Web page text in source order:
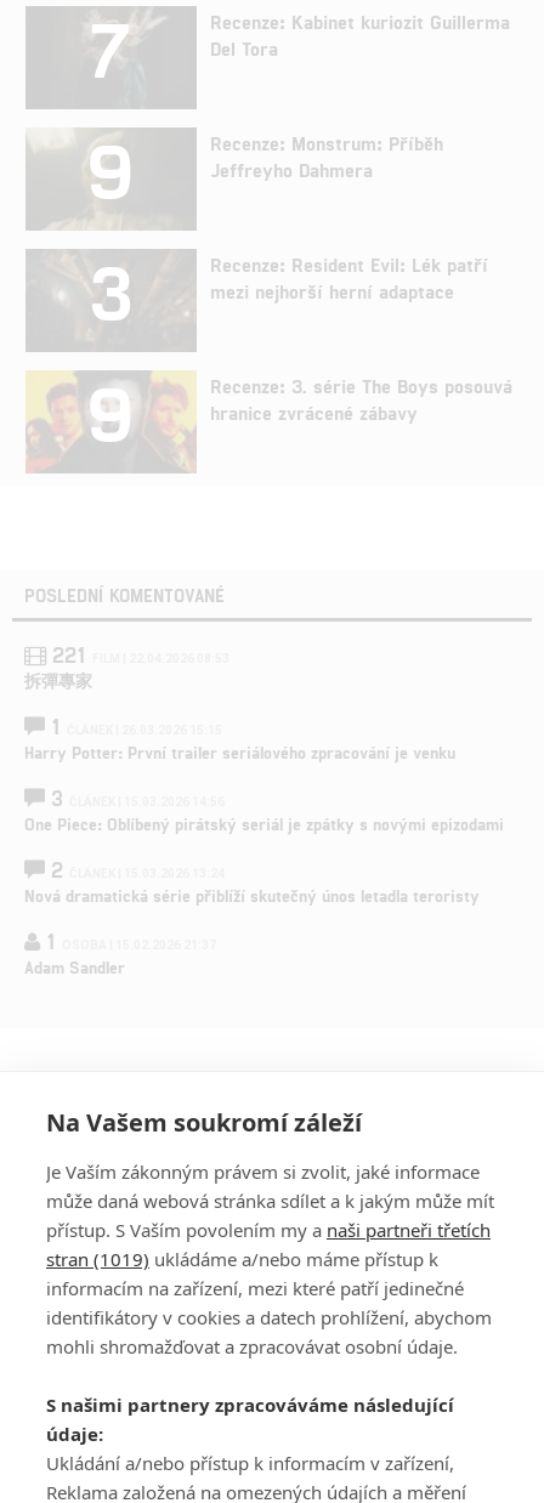
7
Recenze: Kabinet kuriozit Guillerma
Del Tora
9
Recenze: Monstrum: Příběh
Jeffreyho Dahmera
3
Recenze: Resident Evil: Lék patří
mezi nejhorší herní adaptace
9
Recenze: 3. série The Boys posouvá
hranice zvrácené zábavy
POSLEDNÍ KOMENTOVANÉ
221
拆彈專家
1
Harry Potter: První trailer seriálového zpracování je venku
3
One Piece: Oblíbený pirátský seriál je zpátky s novými epizodami
2
Nová dramatická série přiblíží skutečný únos letadla teroristy
1
Adam Sandler
PŘIHLÁSIT
REGISTROVAT
DISKUZE
Šéfredaktorkou webu jePetr Slavík, e-mailserialy@fandimefilmu.cz
Máte-li zájem o inzerci na našem webu napište nám na e-mail
studio@koncal.com
Na Vašem soukromí záleží
Je Vaším zákonným právem si zvolit, jaké informace
může daná webová stránka sdílet a k jakým může mít
přístup. S Vaším povolením my a naši partneři třetích
stran (1019) ukládáme a/nebo máme přístup k
informacím na zařízení, mezi které patří jedinečné
identifikátory v cookies a datech prohlížení, abychom
mohli shromažďovat a zpracovávat osobní údaje.
S našimi partnery zpracováváme následující
údaje:
Ukládání a/nebo přístup k informacím v zařízení,
Reklama založená na omezených údajích a měření